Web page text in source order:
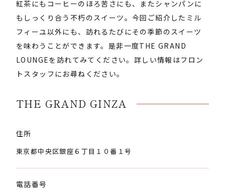
紅茶にもコーヒーのほろ苦さにも、またシャンパンに
もしっくり合う不朽のスイーツ。今回ご紹介したミル
フィーユ以外にも、訪れるたびにその季節のスイーツ
を味わうことができます。是非一度THE GRAND
LOUNGEを訪れてみてください。詳しい情報はフロン
トスタッフにお尋ねください。
THE GRAND GINZA
住所
東京都中央区銀座６丁目１０番１号
電話番号